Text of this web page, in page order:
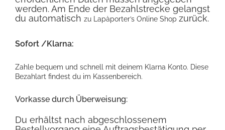
werden. Am Ende der Bezahlstrecke gelangst
du automatisch zu Lapàporter’s Online Shop zurück.
Sofort /Klarna:
Zahle bequem und schnell mit deinem Klarna Konto. Diese
Bezahlart findest du im Kassenbereich.
Vorkasse durch Überweisung:
Du erhältst nach abgeschlossenem